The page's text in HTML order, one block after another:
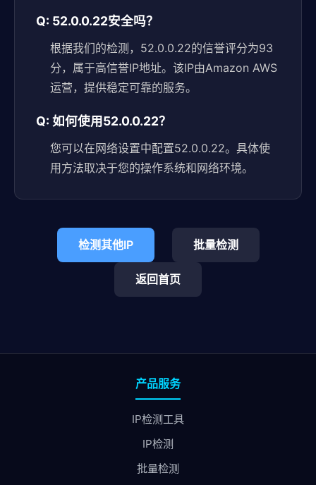
Q: 52.0.0.22安全吗？
根据我们的检测，52.0.0.22的信誉评分为93
分，属于高信誉IP地址。该IP由Amazon AWS
运营，提供稳定可靠的服务。
Q: 如何使用52.0.0.22？
您可以在网络设置中配置52.0.0.22。具体使
用方法取决于您的操作系统和网络环境。
检测其他IP 批量检测
返回首页
产品服务
IP检测工具
IP检测
批量检测